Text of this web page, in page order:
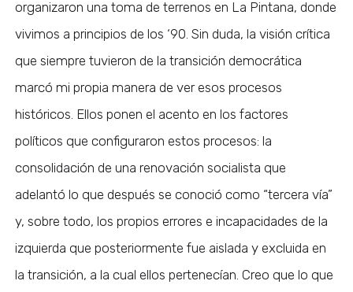
organizaron una toma de terrenos en La Pintana, donde
vivimos a principios de los ‘90. Sin duda, la visión crítica
que siempre tuvieron de la transición democrática
marcó mi propia manera de ver esos procesos
históricos. Ellos ponen el acento en los factores
políticos que configuraron estos procesos: la
consolidación de una renovación socialista que
adelantó lo que después se conoció como “tercera vía”
y, sobre todo, los propios errores e incapacidades de la
izquierda que posteriormente fue aislada y excluida en
la transición, a la cual ellos pertenecían. Creo que lo que